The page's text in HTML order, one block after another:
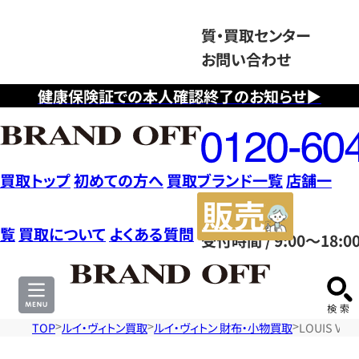
健康保険証での本人確認終了のお知らせ▶
質・買取センター
お問い合わせ
フ
リ
ー
ダ
イ
ヤ
ル
0120604117
受付時間 / 9:00～
買取トップ初めての方へ 買取ブランド一覧店舗一
覧 買取について よくある質問
サ
TOP ルイ・ヴィトン買取 ルイ・ヴィトン 財布・小物買取 LOUIS